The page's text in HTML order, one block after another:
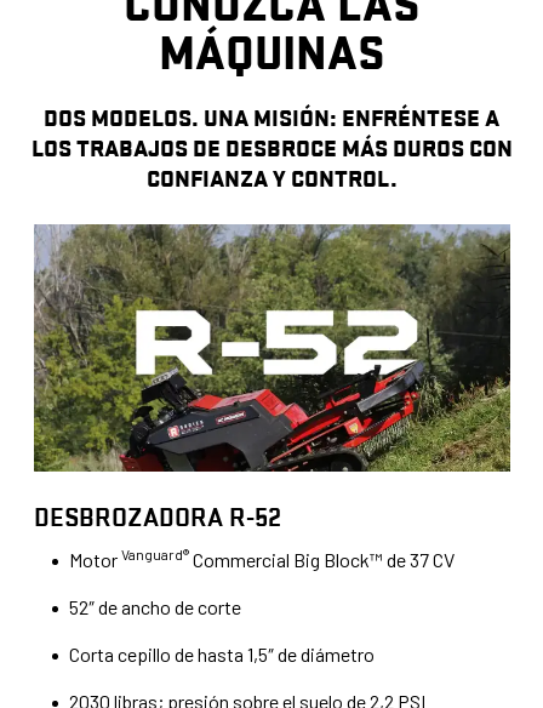
MÁQUINAS
DOS MODELOS. UNA MISIÓN: ENFRÉNTESE A
LOS TRABAJOS DE DESBROCE MÁS DUROS CON
CONFIANZA Y CONTROL.
D
e
s
c
a
r
a
DESBROZADORA R-52
Motor Vanguard®Commercial Big Block™ de 37 CV
52″ de ancho de corte
Corta cepillo de hasta 1,5″ de diámetro
2030 libras; presión sobre el suelo de 2,2 PSI